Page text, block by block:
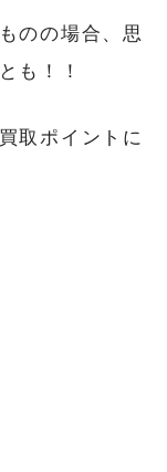
のの場合、思
も！！
取ポイントに